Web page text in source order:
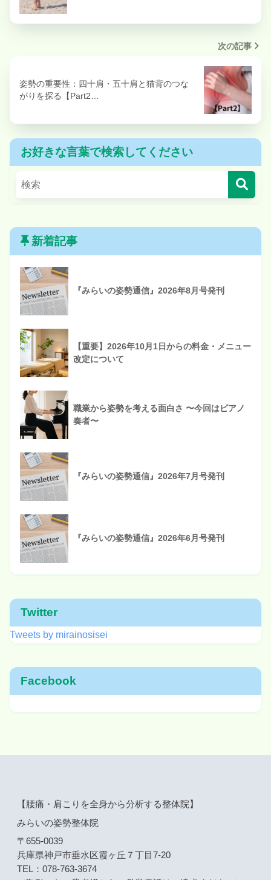
次の記事
姿勢の重要性：四十肩・五十肩と猫背のつな
がりを探る【Part2…
お好きな言葉で検索してください
新着記事
『みらいの姿勢通信』2026年8月号発刊
【重要】2026年10月1日からの料金・メニュー
改定について
職業から姿勢を考える面白さ 〜今回はピアノ
奏者〜
『みらいの姿勢通信』2026年7月号発刊
『みらいの姿勢通信』2026年6月号発刊
Twitter
Tweets by mirainosisei
Facebook
【腰痛・肩こりを全身から分析する整体院】
みらいの姿勢整体院
〒655-0039
兵庫県神戸市垂水区霞ヶ丘７丁目7-20
TEL：078-763-3674